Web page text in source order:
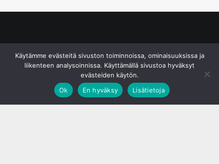
Käytämme evästeitä sivuston toiminnoissa, ominaisuuksissa ja
liikenteen analysoinnissa. Käyttämällä sivustoa hyväksyt
evästeiden käytön.
Ok
En hyväksy Lisätietoja